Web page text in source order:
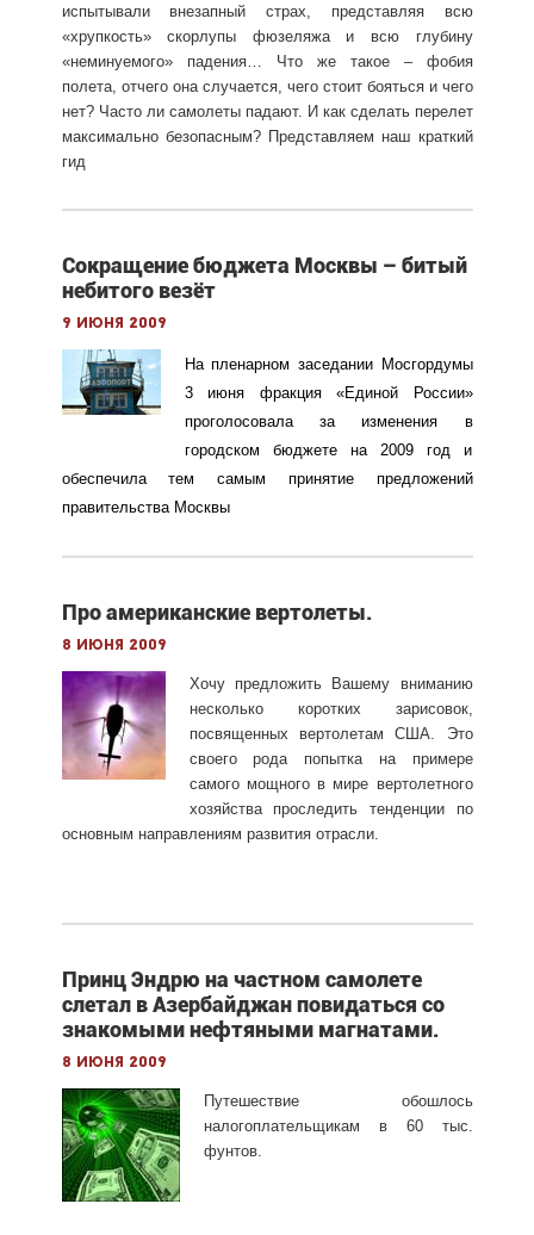
испытывали внезапный страх, представляя всю
«хрупкость» скорлупы фюзеляжа и всю глубину
«неминуемого» падения… Что же такое – фобия
полета, отчего она случается, чего стоит бояться и чего
нет? Часто ли самолеты падают. И как сделать перелет
максимально безопасным? Представляем наш краткий
гид
Сокращение бюджета Москвы – битый
небитого везёт
9 июня 2009
На пленарном заседании Мосгордумы
3 июня фракция «Единой России»
проголосовала за изменения в
городском бюджете на 2009 год и
обеспечила тем самым принятие предложений
правительства Москвы
Про американские вертолеты.
8 июня 2009
Хочу предложить Вашему вниманию
несколько коротких зарисовок,
посвященных вертолетам США. Это
своего рода попытка на примере
самого мощного в мире вертолетного
хозяйства проследить тенденции по
основным направлениям развития отрасли.
Принц Эндрю на частном самолете
слетал в Азербайджан повидаться со
знакомыми нефтяными магнатами.
8 июня 2009
Путешествие обошлось
налогоплательщикам в 60 тыс.
фунтов.